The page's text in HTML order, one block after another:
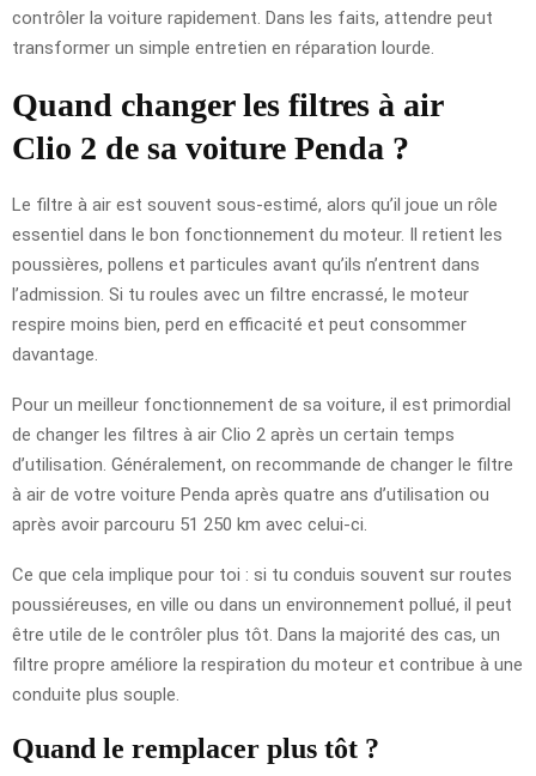
contrôler la voiture rapidement. Dans les faits, attendre peut
transformer un simple entretien en réparation lourde.
Quand changer les filtres à air
Clio 2 de sa voiture Penda ?
Le filtre à air est souvent sous-estimé, alors qu’il joue un rôle
essentiel dans le bon fonctionnement du moteur. Il retient les
poussières, pollens et particules avant qu’ils n’entrent dans
l’admission. Si tu roules avec un filtre encrassé, le moteur
respire moins bien, perd en efficacité et peut consommer
davantage.
Pour un meilleur fonctionnement de sa voiture, il est primordial
de changer les filtres à air Clio 2 après un certain temps
d’utilisation. Généralement, on recommande de changer le filtre
à air de votre voiture Penda après quatre ans d’utilisation ou
après avoir parcouru 51 250 km avec celui-ci.
Ce que cela implique pour toi : si tu conduis souvent sur routes
poussiéreuses, en ville ou dans un environnement pollué, il peut
être utile de le contrôler plus tôt. Dans la majorité des cas, un
filtre propre améliore la respiration du moteur et contribue à une
conduite plus souple.
Quand le remplacer plus tôt ?